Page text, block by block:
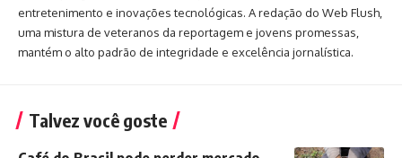
entretenimento e inovações tecnológicas. A redação do Web Flush,
uma mistura de veteranos da reportagem e jovens promessas,
mantém o alto padrão de integridade e excelência jornalística.
Talvez você goste